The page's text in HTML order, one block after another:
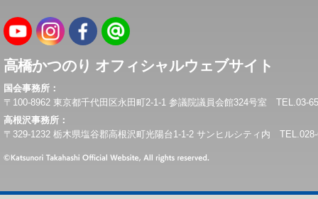
高橋かつのり オフィシャルウェブサイト
国会事務所：
〒100-8962 東京都千代田区永田町2-1-1 参議院議員会館324号室 TEL.03-
高根沢事務所：
〒329-1232 栃木県塩谷郡高根沢町光陽台1-1-2 サンヒルシティ内